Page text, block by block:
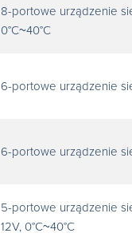
8-portowe urządzenie
0°C~40°C
6-portowe urządzenie
6-portowe urządzenie
5-portowe urządzenie
12V, 0°C~40°C